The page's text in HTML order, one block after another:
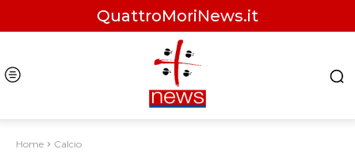
QuattroMoriNews.it
Home Calcio